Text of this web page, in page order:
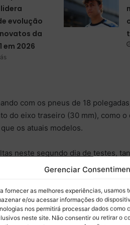
Gerenciar
fornecer as melhores experiências, usamos
e/ou acessar informações do
nos permitirá processar dados como
neste site. Não consentir ou retirar o
lidera
evolução
da
em 2026
com os pneus de 18
do eixo traseiro (30 mm), como
os atuais modelos.
neste segundo dia de testes,
74 voltas. Oscar Piastri
Norris foi para a pista no dia
com o monegasco (1m14s971),